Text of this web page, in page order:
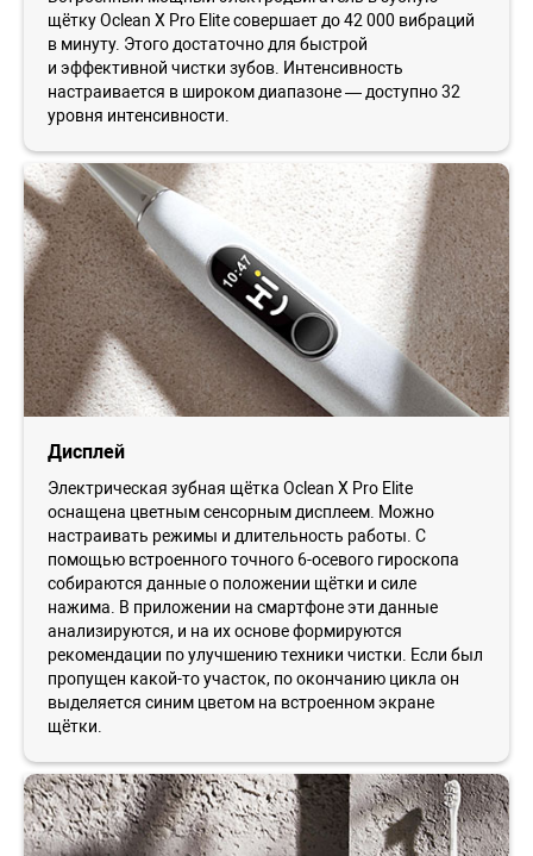
щётку Oclean X Pro Elite совершает до 42 000 вибраций
в минуту. Этого достаточно для быстрой
и эффективной чистки зубов. Интенсивность
настраивается в широком диапазоне — доступно 32
уровня интенсивности.
Дисплей
Электрическая зубная щётка Oclean X Pro Elite
оснащена цветным сенсорным дисплеем. Можно
настраивать режимы и длительность работы. С
помощью встроенного точного 6-осевого гироскопа
собираются данные о положении щётки и силе
нажима. В приложении на смартфоне эти данные
анализируются, и на их основе формируются
рекомендации по улучшению техники чистки. Если был
пропущен какой-то участок, по окончанию цикла он
выделяется синим цветом на встроенном экране
щётки.